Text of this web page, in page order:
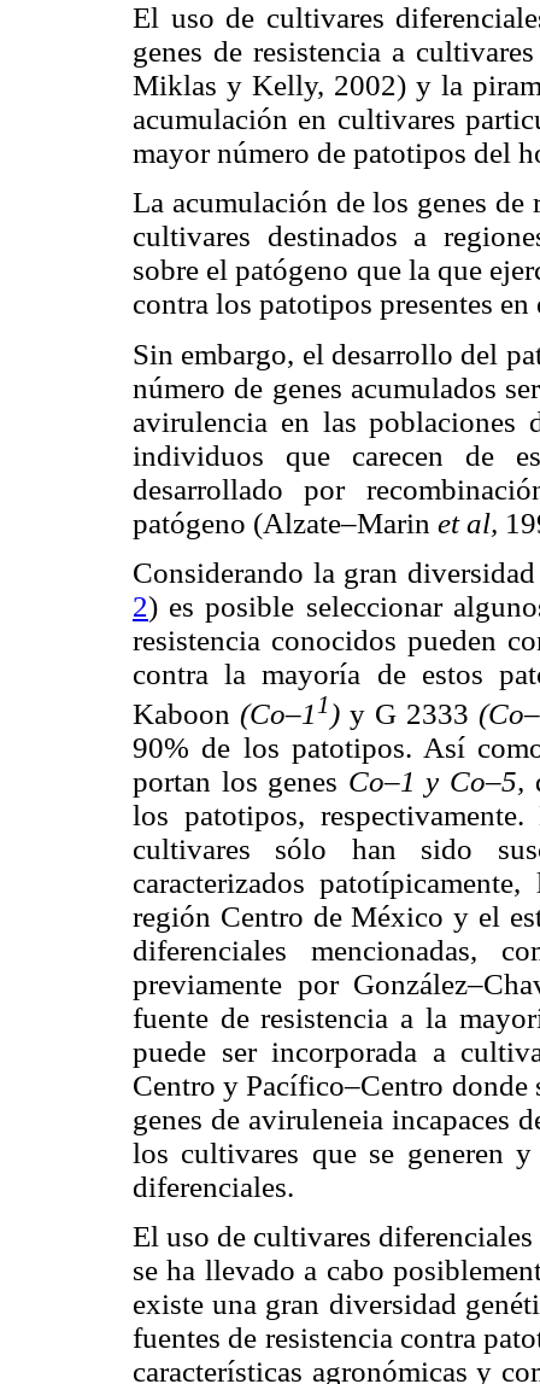
El uso de cultivares
genes de resistencia a
Miklas y Kelly, 2002) y la
acumulación en cultivares
mayor número de patotipos del
La acumulación de los genes de
cultivares destinados a
sobre el patógeno que la que
contra los patotipos presentes en
Sin embargo, el desarrollo del
número de genes acumulados
avirulencia en las poblaciones
individuos que carecen de
desarrollado por
patógeno (Alzate–Marin et al,
Considerando la gran
2) es posible seleccionar
resistencia conocidos pueden
contra la mayoría de estos
Kaboon(Co–11 )y G 2333
90% de los patotipos. Así
portan los genes Co–1 y Co–5,
los patotipos,
cultivares sólo han sido
caracterizados
región Centro de México y el
diferenciales mencionadas,
previamente por
fuente de resistencia a la
puede ser incorporada a
Centro y Pacífico–Centro
genes de aviruleneia incapaces
los cultivares que se generen
diferenciales.
El uso de cultivares
se ha llevado a cabo
existe una gran diversidad
fuentes de resistencia contra
características agronómicas y